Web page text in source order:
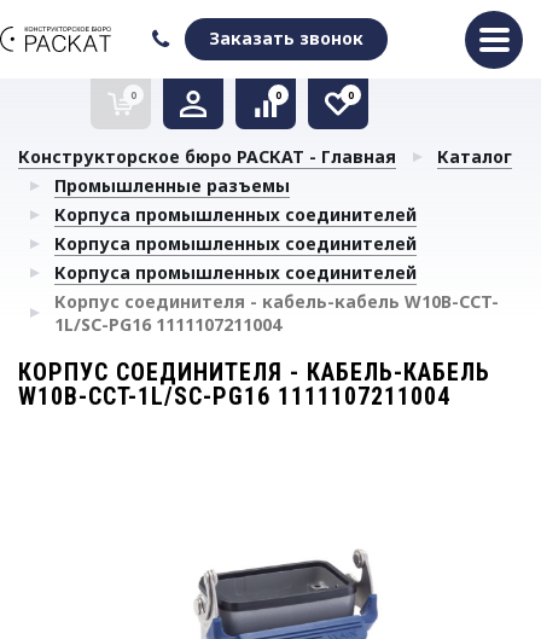
Заказать звонок
0
Очистить список сравнения
0
Очистить избранное
0
Конструкторское бюро РАСКАТ - Главная
Каталог
Промышленные разъемы
Корпуса промышленных соединителей
Корпуса промышленных соединителей
Корпуса промышленных соединителей
Корпус соединителя - кабель-кабель W10B-CCT-
1L/SC-PG16 1111107211004
КОРПУС СОЕДИНИТЕЛЯ - КАБЕЛЬ-КАБЕЛЬ
W10B-CCT-1L/SC-PG16 1111107211004